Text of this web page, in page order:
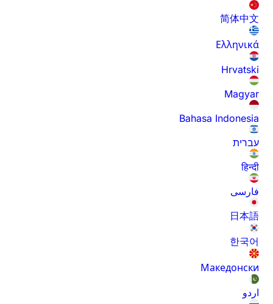
简体中文
Ελληνικά
Hrvatski
Magyar
Bahasa Indonesia
עברית
हिन्दी
فارسی
日本語
한국어
Македонски
اردو